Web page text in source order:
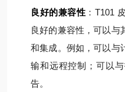
良好的兼容性 ：T101
良好的兼容性，可以与
和集成。例如，可以与
输和远程控制；可以
告。